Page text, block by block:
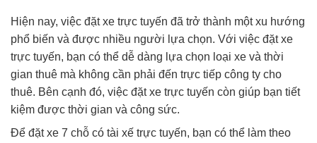
Hiện nay, việc đặt xe trực tuyến đã trở thành một xu hướng
phổ biến và được nhiều người lựa chọn. Với việc đặt xe
trực tuyến, bạn có thể dễ dàng lựa chọn loại xe và thời
gian thuê mà không cần phải đến trực tiếp công ty cho
thuê. Bên cạnh đó, việc đặt xe trực tuyến còn giúp bạn tiết
kiệm được thời gian và công sức.
Để đặt xe 7 chỗ có tài xế trực tuyến, bạn có thể làm theo